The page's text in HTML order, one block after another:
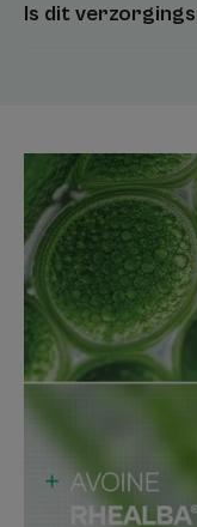
Voordelen
• KALMEERT
is, jeukt, prikt of
• HERSTELT* de
oogleden en de
gezin binnen 24 uur.
• ZUIVERT de
Textuur
Is dit